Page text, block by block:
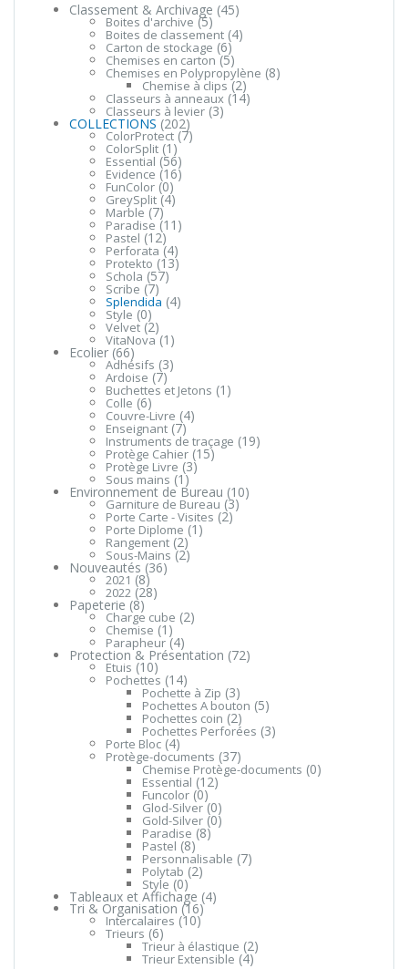
Classement & Archivage (45)
Boites d'archive (5)
Boites de classement (4)
Carton de stockage (6)
Chemises en carton (5)
Chemises en Polypropylène (8)
Chemise à clips (2)
Classeurs à anneaux (14)
Classeurs à levier (3)
COLLECTIONS (202)
ColorProtect (7)
ColorSplit (1)
Essential (56)
Evidence (16)
FunColor (0)
GreySplit (4)
Marble (7)
Paradise (11)
Pastel (12)
Perforata (4)
Protekto (13)
Schola (57)
Scribe (7)
Splendida (4)
Style (0)
Velvet (2)
VitaNova (1)
Ecolier (66)
Adhésifs (3)
Ardoise (7)
Buchettes et Jetons (1)
Colle (6)
Couvre-Livre (4)
Enseignant (7)
Instruments de traçage (19)
Protège Cahier (15)
Protège Livre (3)
Sous mains (1)
Environnement de Bureau (10)
Garniture de Bureau (3)
Porte Carte - Visites (2)
Porte Diplome (1)
Rangement (2)
Sous-Mains (2)
Nouveautés (36)
2021 (8)
2022 (28)
Papeterie (8)
Charge cube (2)
Chemise (1)
Parapheur (4)
Protection & Présentation (72)
Etuis (10)
Pochettes (14)
Pochette à Zip (3)
Pochettes A bouton (5)
Pochettes coin (2)
Pochettes Perforées (3)
Porte Bloc (4)
Protège-documents (37)
Chemise Protège-documents (0)
Essential (12)
Funcolor (0)
Glod-Silver (0)
Gold-Silver (0)
Paradise (8)
Pastel (8)
Personnalisable (7)
Polytab (2)
Style (0)
Tableaux et Affichage (4)
Tri & Organisation (16)
Intercalaires (10)
Trieurs (6)
Trieur à élastique (2)
Trieur Extensible (4)